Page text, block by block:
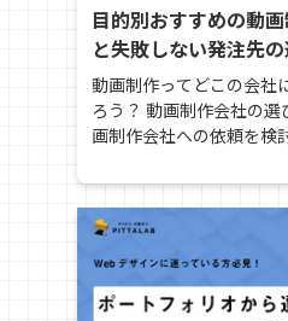
目的別おすすめの動
と失敗しない発注先
動画制作ってどこの会社
ろう？ 動画制作会社の選び方が分からない... 動
画制作会社への依頼を検
でしょうか？ そこで本記事は目的別のおすす
め動画制作会社を15社厳
記事の後半では動画制会
際の注意点や、よくある
ているので、これを読め
くなりますよ